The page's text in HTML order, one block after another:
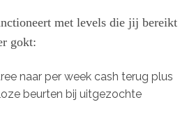
met levels die jij bereikt
gokt:
naar per week cash terug plus
beurten bij uitgezochte